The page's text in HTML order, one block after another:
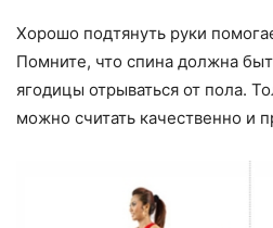
Хорошо подтянуть руки
Помните, что спина должна
ягодицы отрываться от пола.
можно считать качественно и